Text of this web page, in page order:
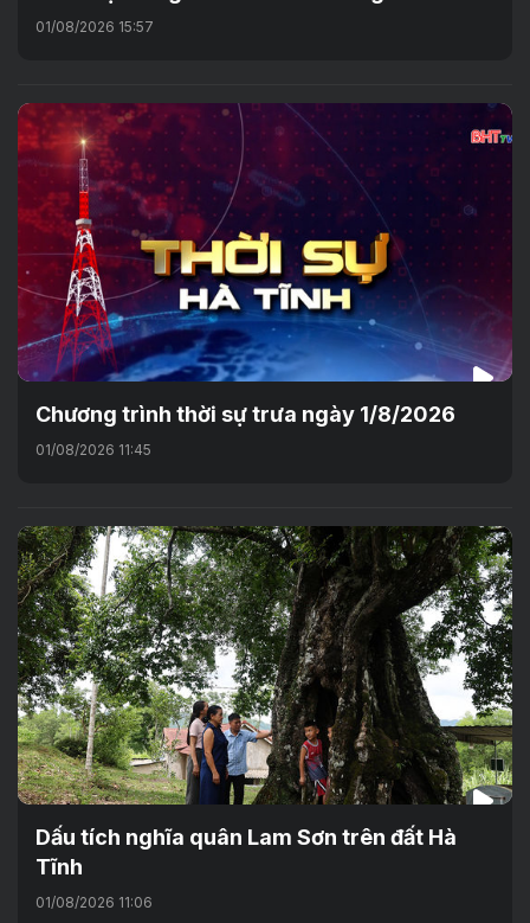
01/08/2026 15:57
Chương trình thời sự trưa ngày 1/8/2026
01/08/2026 11:45
Dấu tích nghĩa quân Lam Sơn trên đất Hà
Tĩnh
01/08/2026 11:06